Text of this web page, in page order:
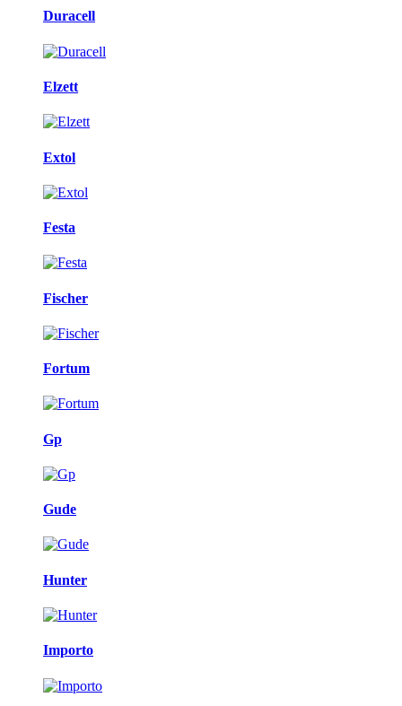
Duracell
Elzett
Extol
Festa
Fischer
Fortum
Gp
Gude
Hunter
Importo